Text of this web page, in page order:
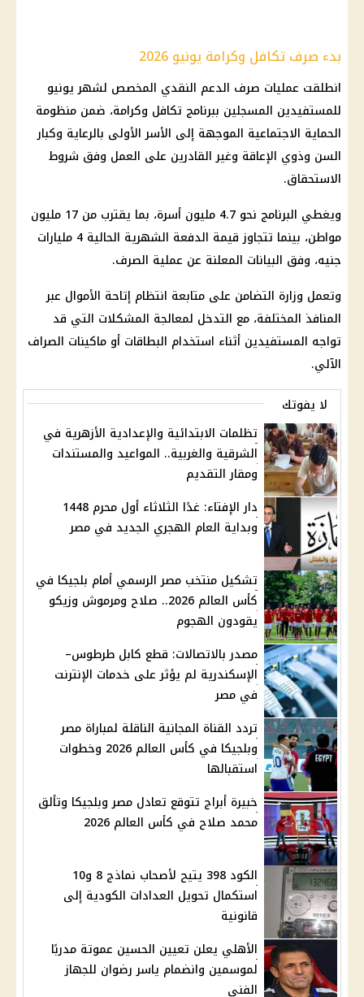
بدء صرف تكافل وكرامة يونيو 2026
انطلقت عمليات صرف الدعم النقدي المخصص لشهر يونيو
للمستفيدين المسجلين ببرنامج تكافل وكرامة، ضمن منظومة
الحماية الاجتماعية الموجهة إلى الأسر الأولى بالرعاية وكبار
السن وذوي الإعاقة وغير القادرين على العمل وفق شروط
الاستحقاق.
ويغطي البرنامج نحو 4.7 مليون أسرة، بما يقترب من 17 مليون
مواطن، بينما تتجاوز قيمة الدفعة الشهرية الحالية 4 مليارات
جنيه، وفق البيانات المعلنة عن عملية الصرف.
وتعمل وزارة التضامن على متابعة انتظام إتاحة الأموال عبر
المنافذ المختلفة، مع التدخل لمعالجة المشكلات التي قد
تواجه المستفيدين أثناء استخدام البطاقات أو ماكينات الصراف
الآلي.
لا يفوتك
تظلمات الابتدائية والإعدادية الأزهرية في
الشرقية والغربية.. المواعيد والمستندات
ومقار التقديم
دار الإفتاء: غدًا الثلاثاء أول محرم 1448
وبداية العام الهجري الجديد في مصر
تشكيل منتخب مصر الرسمي أمام بلجيكا في
كأس العالم 2026.. صلاح ومرموش وزيكو
يقودون الهجوم
مصدر بالاتصالات: قطع كابل طرطوس–
الإسكندرية لم يؤثر على خدمات الإنترنت
في مصر
تردد القناة المجانية الناقلة لمباراة مصر
وبلجيكا في كأس العالم 2026 وخطوات
استقبالها
خبيرة أبراج تتوقع تعادل مصر وبلجيكا وتألق
محمد صلاح في كأس العالم 2026
الكود 398 يتيح لأصحاب نماذج 8 و10
استكمال تحويل العدادات الكودية إلى
قانونية
الأهلي يعلن تعيين الحسين عموتة مدربًا
لموسمين وانضمام ياسر رضوان للجهاز
الفني